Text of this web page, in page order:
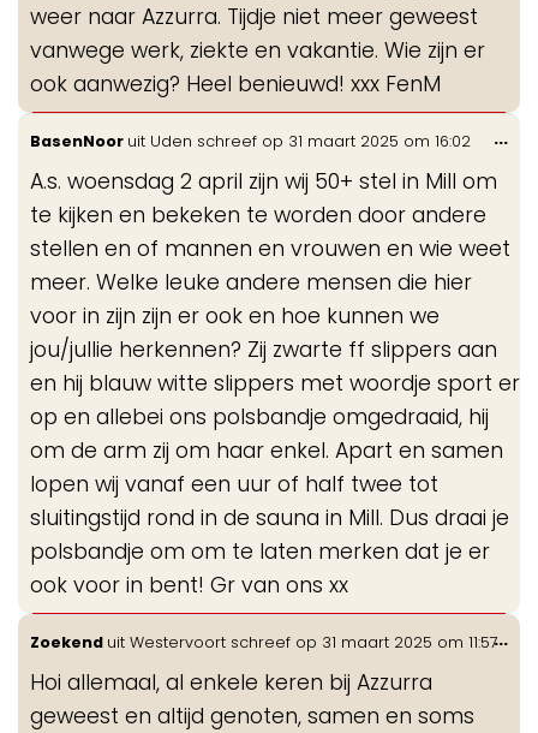
weer naar Azzurra. Tijdje niet meer geweest
vanwege werk, ziekte en vakantie. Wie zijn er
ook aanwezig? Heel benieuwd! xxx FenM
BasenNoor uit Uden schreef op 31 maart 2025 om 16:02
A.s. woensdag 2 april zijn wij 50+ stel in Mill om
te kijken en bekeken te worden door andere
stellen en of mannen en vrouwen en wie weet
meer. Welke leuke andere mensen die hier
voor in zijn zijn er ook en hoe kunnen we
jou/jullie herkennen? Zij zwarte ff slippers aan
en hij blauw witte slippers met woordje sport er
op en allebei ons polsbandje omgedraaid, hij
om de arm zij om haar enkel. Apart en samen
lopen wij vanaf een uur of half twee tot
sluitingstijd rond in de sauna in Mill. Dus draai je
polsbandje om om te laten merken dat je er
ook voor in bent! Gr van ons xx
...
Zoekend uit Westervoort schreef op 31 maart 2025 om 11:57
Hoi allemaal, al enkele keren bij Azzurra
geweest en altijd genoten, samen en soms
...